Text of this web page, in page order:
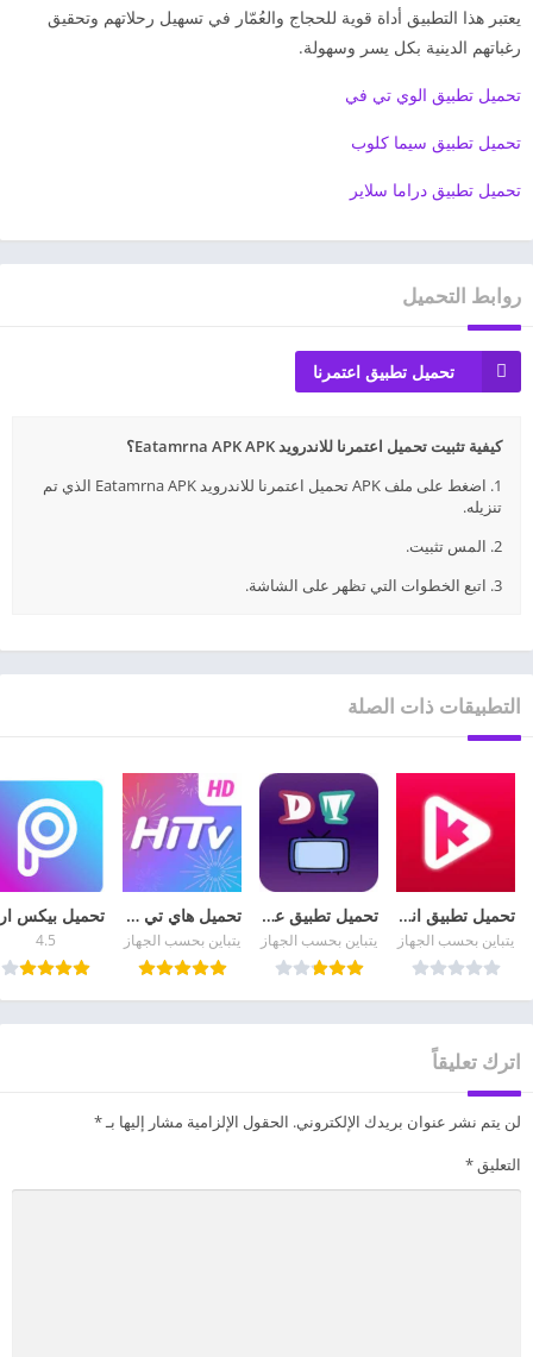
يعتبر هذا التطبيق أداة قوية للحجاج والعُمّار في تسهيل رحلاتهم وتحقيق
رغباتهم الدينية بكل يسر وسهولة.
تحميل تطبيق الوي تي في
تحميل تطبيق سيما كلوب
تحميل تطبيق دراما سلاير
روابط التحميل
تحميل تطبيق اعتمرنا
كيفية تثبيت تحميل اعتمرنا للاندرويد Eatamrna APK APK؟
1. اضغط على ملف APK تحميل اعتمرنا للاندرويد Eatamrna APK الذي تم
تنزيله.
2. المس تثبيت.
3. اتبع الخطوات التي تظهر على الشاشة.
التطبيقات ذات الصلة
تحميل تطبيق انمي كلاستر Anime Klaster APK مهكر مجانا
يتباين بحسب الجهاز
تحميل تطبيق عالم الدراما Drama world Apk مهكر من ميديا فاير
يتباين بحسب الجهاز
تحميل هاي تي في HiTV 2026 لمشاهدة الدراما الكورية للأندرويد
يتباين بحسب الجهاز 4.5
اترك تعليقاً
لن يتم نشر عنوان بريدك الإلكتروني. الحقول الإلزامية مشار إليها بـ*
التعليق *